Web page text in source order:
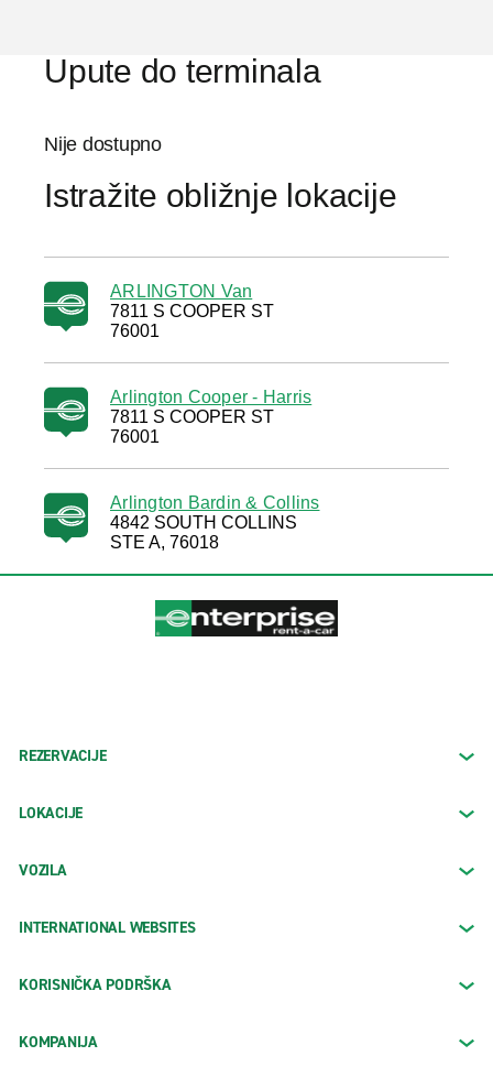
Upute do terminala
Nije dostupno
Istražite obližnje lokacije
ARLINGTON Van
7811 S COOPER ST
76001
Arlington Cooper - Harris
7811 S COOPER ST
76001
Arlington Bardin & Collins
4842 SOUTH COLLINS
STE A, 76018
REZERVACIJE
LOKACIJE
VOZILA
INTERNATIONAL WEBSITES
KORISNIČKA PODRŠKA
KOMPANIJA